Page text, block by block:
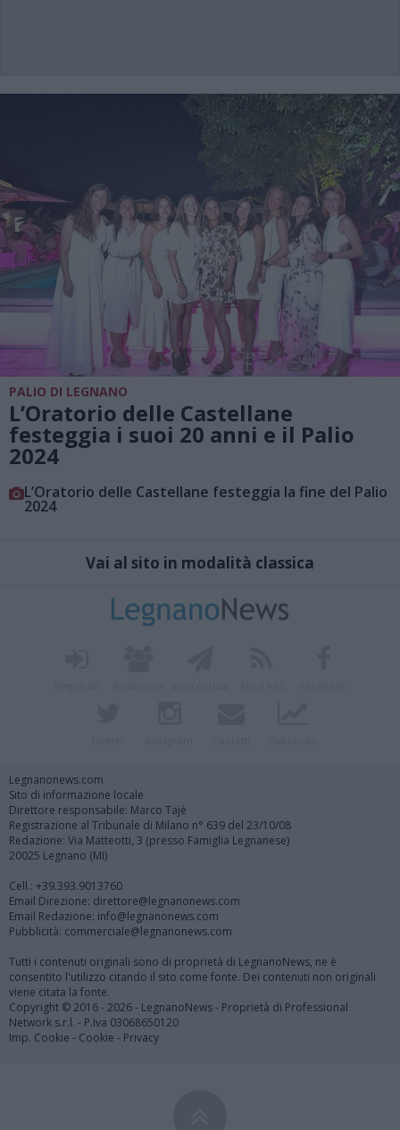
PALIO DI LEGNANO
L’Oratorio delle Castellane
festeggia i suoi 20 anni e il Palio
2024
L’Oratorio delle Castellane festeggia la fine del Palio
2024
Vai al sito in modalità classica
Legnanonews.com
Sito di informazione locale
Direttore responsabile: Marco Tajè
Registrazione al Tribunale di Milano n° 639 del 23/10/08
Redazione: Via Matteotti, 3 (presso Famiglia Legnanese)
20025 Legnano (MI)
Cell.: +39.393.9013760
Email Direzione: direttore@legnanonews.com
Email Redazione: info@legnanonews.com
Pubblicità: commerciale@legnanonews.com
Tutti i contenuti originali sono di proprietà di LegnanoNews, ne è
consentito l'utilizzo citando il sito come fonte. Dei contenuti non originali
viene citata la fonte.
Copyright © 2016 - 2026 - LegnanoNews - Proprietà di Professional
Network s.r.l. - P.Iva 03068650120
Imp. Cookie - Cookie - Privacy